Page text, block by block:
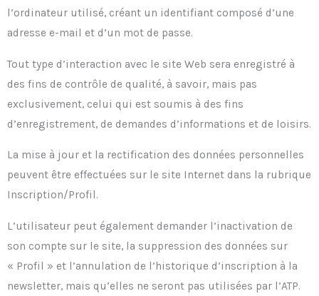
l’ordinateur utilisé, créant un identifiant composé d’une
adresse e-mail et d’un mot de passe.
Tout type d’interaction avec le site Web sera enregistré à
des fins de contrôle de qualité, à savoir, mais pas
exclusivement, celui qui est soumis à des fins
d’enregistrement, de demandes d’informations et de loisirs.
La mise à jour et la rectification des données personnelles
peuvent être effectuées sur le site Internet dans la rubrique
Inscription/Profil.
L’utilisateur peut également demander l’inactivation de
son compte sur le site, la suppression des données sur
« Profil » et l’annulation de l’historique d’inscription à la
newsletter, mais qu’elles ne seront pas utilisées par l’ATP.